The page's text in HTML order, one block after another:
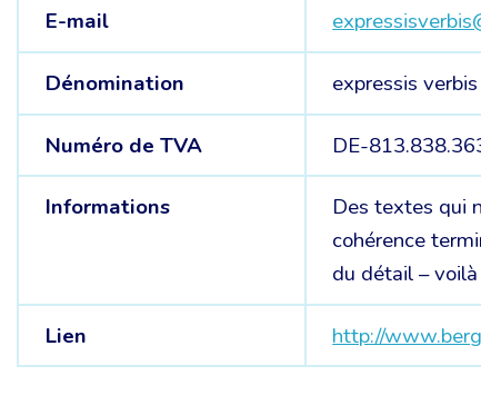
E-mail
Dénomination expressis
Numéro de TVA DE-
Informations
Des textes qui
cohérence
du détail –
Lien http://